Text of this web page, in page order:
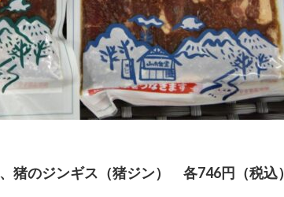
猪のジンギス（猪ジン） 各746円（税込）